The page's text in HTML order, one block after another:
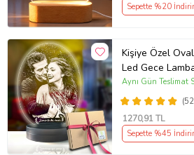
Sepette %20
Kişiye Özel
Led Gece
Aynı Gün Teslimat
1270,91 TL
Sepette %45